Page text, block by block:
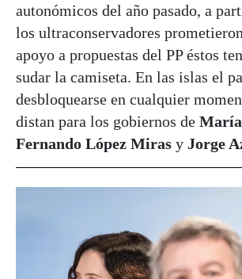
autonómicos del año pasado, a
los ultraconservadores
apoyo a propuestas del PP éstos
sudar la camiseta. En las islas el
desbloquearse en cualquier
distan para los gobiernos de
Fernando López Miras y Jorge